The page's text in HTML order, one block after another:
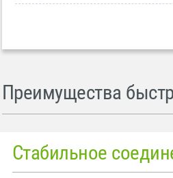
Преимущества
Стабильное